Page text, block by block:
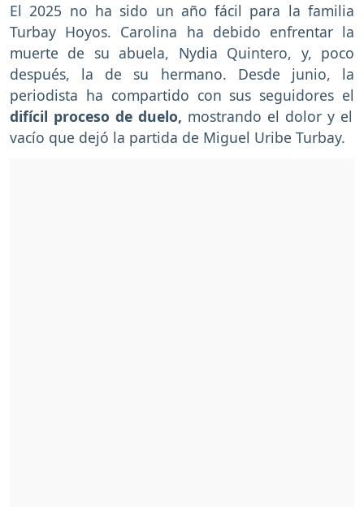
El 2025 no ha sido un año fácil para la familia
Turbay Hoyos. Carolina ha debido enfrentar la
muerte de su abuela, Nydia Quintero, y, poco
después, la de su hermano. Desde junio, la
periodista ha compartido con sus seguidores el
difícil proceso de duelo, mostrando el dolor y el
vacío que dejó la partida de Miguel Uribe Turbay.